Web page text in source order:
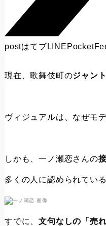
postはてブ LINE Pocket
現在、歌舞伎町のジャン
ヴィジュアルは、なぜモ
しかも、一ノ瀬恋さんの
多くの人に認められてい
すでに、文句なしの「売